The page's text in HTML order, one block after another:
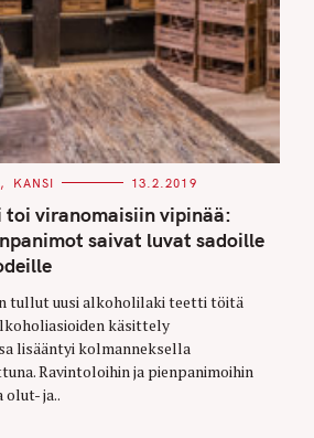
KANSI 13.2.2019
toi viranomaisiin vipinää:
saivat luvat sadoille
tullut uusi alkoholilaki teetti töitä
käsittely
lisääntyi kolmanneksella
Ravintoloihin ja pienpanimoihin
olut- ja..